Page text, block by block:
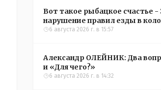
Вот такое рыбацкое счастье -
нарушение правил езды в
оштрафовали участников
6 августа 2026 г. в 15:57
Александр ОЛЕЙНИК: Два
и «Для чего?»
6 августа 2026 г. в 14:32